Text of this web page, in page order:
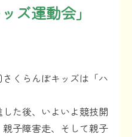
ズ運動会」
くらんぼキッズは「ハ
た後、いよいよ競技開
子障害走、そして親子